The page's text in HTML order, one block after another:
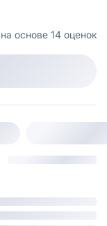
на основе 14 оценок